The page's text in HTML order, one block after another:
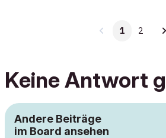
1 2
Keine Antwort
Andere Beiträge
im Board ansehen